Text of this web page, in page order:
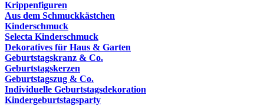
Krippenfiguren
Aus dem Schmuckkästchen
Kinderschmuck
Selecta Kinderschmuck
Dekoratives für Haus & Garten
Geburtstagskranz & Co.
Geburtstagskerzen
Geburtstagszug & Co.
Individuelle Geburtstagsdekoration
Kindergeburtstagsparty